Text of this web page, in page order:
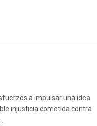
a impulsar una idea
injusticia cometida contra